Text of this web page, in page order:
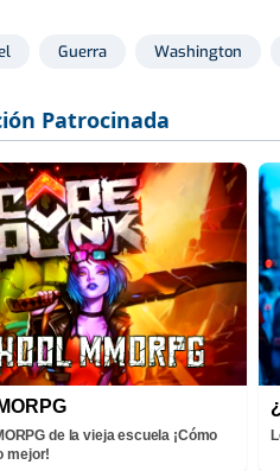
Guerra Washington
de la vieja escuela ¡Cómo
mejor!